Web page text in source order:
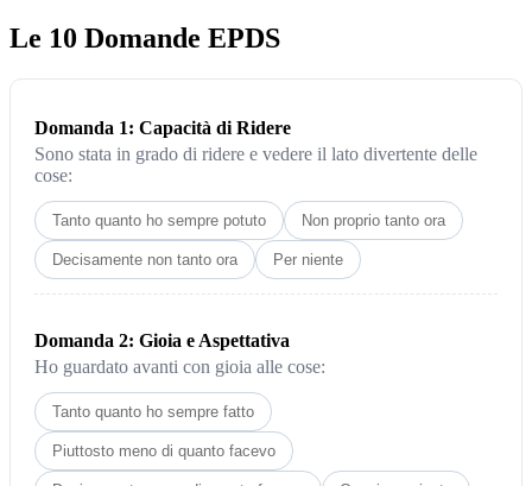
Le 10 Domande EPDS
Domanda 1: Capacità di Ridere
Sono stata in grado di ridere e vedere il lato divertente delle
cose:
Tanto quanto ho sempre potuto Non proprio tanto ora
Decisamente non tanto ora Per niente
Domanda 2: Gioia e Aspettativa
Ho guardato avanti con gioia alle cose:
Tanto quanto ho sempre fatto
Piuttosto meno di quanto facevo